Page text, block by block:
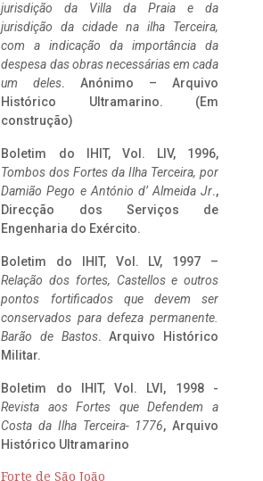
jurisdição da Villa da Praia e da
jurisdição da cidade na ilha Terceira,
com a indicação da importância da
despesa das obras necessárias em cada
um deles. Anónimo – Arquivo
Histórico Ultramarino. (Em
construção)
Boletim do IHIT, Vol. LIV, 1996,
Tombos dos Fortes da Ilha Terceira, por
Damião Pego e António d’ Almeida Jr.,
Direcção dos Serviços de
Engenharia do Exército.
Boletim do IHIT, Vol. LV, 1997 –
Relação dos fortes, Castellos e outros
pontos fortificados que devem ser
conservados para defeza permanente.
Barão de Bastos. Arquivo Histórico
Militar.
Boletim do IHIT, Vol. LVI, 1998 -
Revista aos Fortes que Defendem a
Costa da Ilha Terceira- 1776, Arquivo
Histórico Ultramarino
Forte de São João